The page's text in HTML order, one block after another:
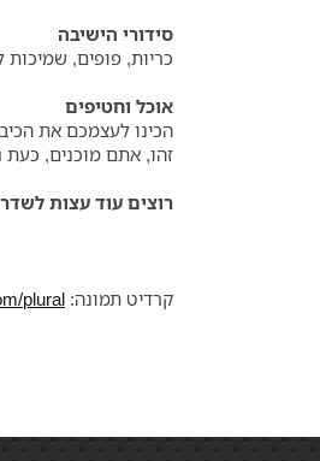
סידורי הישיבה
כריות, פופים,
אוכל וחטיפים
הכינו לעצמכם את
זהו, אתם מוכנים,
רוצים עוד עצות לשדרוג
קרדיט תמונה: plural